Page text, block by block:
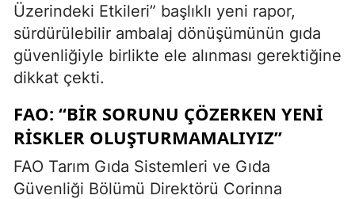
Üzerindeki Etkileri” başlıklı yeni rapor,
sürdürülebilir ambalaj dönüşümünün gıda
güvenliğiyle birlikte ele alınması gerektiğine
dikkat çekti.
FAO: “BIR SORUNU ÇÖZERKEN YENI
RISKLER OLUŞTURMAMALIYIZ”
FAO Tarım Gıda Sistemleri ve Gıda
Güvenliği Bölümü Direktörü Corinna